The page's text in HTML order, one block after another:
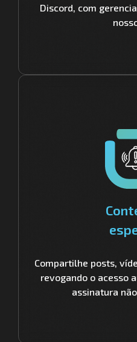
Discord, com
Compartilhe posts,
revogando o acesso
assinatura